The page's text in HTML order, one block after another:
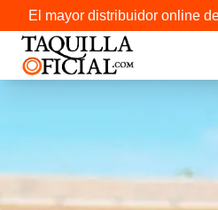
El mayor distribuidor online